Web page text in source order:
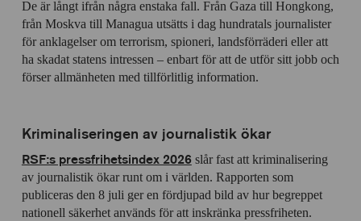
De är långt ifrån några enstaka fall. Från Gaza till Hongkong,
från Moskva till Managua utsätts i dag hundratals journalister
för anklagelser om terrorism, spioneri, landsförräderi eller att
ha skadat statens intressen – enbart för att de utför sitt jobb och
förser allmänheten med tillförlitlig information.
Kriminaliseringen av journalistik ökar
RSF:s pressfrihetsindex 2026 slår fast att kriminalisering
av journalistik ökar runt om i världen. Rapporten som
publiceras den 8 juli ger en fördjupad bild av hur begreppet
nationell säkerhet används för att inskränka pressfriheten.